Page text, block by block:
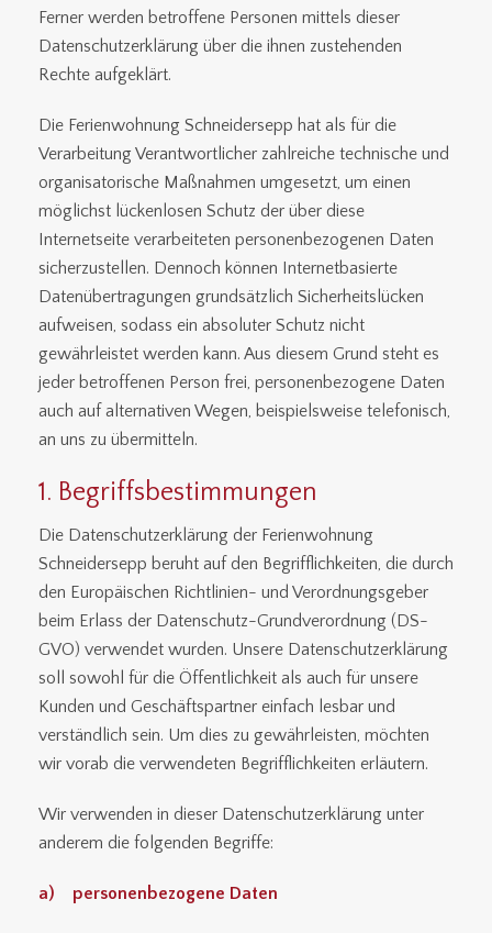
Ferner werden betroffene Personen mittels dieser
Datenschutzerklärung über die ihnen zustehenden
Rechte aufgeklärt.
Die Ferienwohnung Schneidersepp hat als für die
Verarbeitung Verantwortlicher zahlreiche technische und
organisatorische Maßnahmen umgesetzt, um einen
möglichst lückenlosen Schutz der über diese
Internetseite verarbeiteten personenbezogenen Daten
sicherzustellen. Dennoch können Internetbasierte
Datenübertragungen grundsätzlich Sicherheitslücken
aufweisen, sodass ein absoluter Schutz nicht
gewährleistet werden kann. Aus diesem Grund steht es
jeder betroffenen Person frei, personenbezogene Daten
auch auf alternativen Wegen, beispielsweise telefonisch,
an uns zu übermitteln.
1. Begriffsbestimmungen
Die Datenschutzerklärung der Ferienwohnung
Schneidersepp beruht auf den Begrifflichkeiten, die durch
den Europäischen Richtlinien- und Verordnungsgeber
beim Erlass der Datenschutz-Grundverordnung (DS-
GVO) verwendet wurden. Unsere Datenschutzerklärung
soll sowohl für die Öffentlichkeit als auch für unsere
Kunden und Geschäftspartner einfach lesbar und
verständlich sein. Um dies zu gewährleisten, möchten
wir vorab die verwendeten Begrifflichkeiten erläutern.
Wir verwenden in dieser Datenschutzerklärung unter
anderem die folgenden Begriffe:
a) personenbezogene Daten